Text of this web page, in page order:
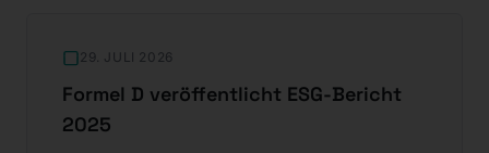
29. JULI 2026
Formel D veröffentlicht ESG-Bericht
2025